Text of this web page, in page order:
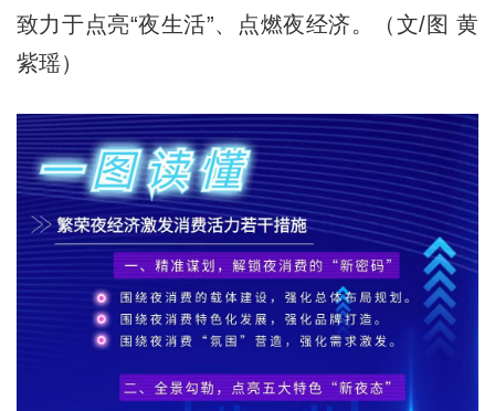
致力于点亮“夜生活”、点燃夜经济。（文/图 黄
紫瑶）